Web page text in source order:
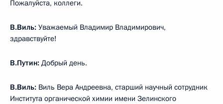
Пожалуйста, коллеги.
В.Виль: Уважаемый Владимир Владимирович,
здравствуйте!
В.Путин: Добрый день.
В.Виль: Виль Вера Андреевна, старший научный сотрудник
Института органической химии имени Зелинского